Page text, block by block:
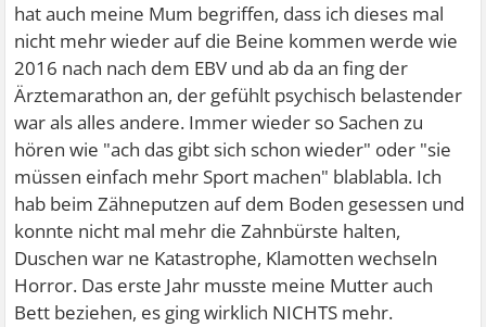
hat auch meine Mum begriffen, dass ich dieses mal
nicht mehr wieder auf die Beine kommen werde wie
2016 nach nach dem EBV und ab da an fing der
Ärztemarathon an, der gefühlt psychisch belastender
war als alles andere. Immer wieder so Sachen zu
hören wie "ach das gibt sich schon wieder" oder "sie
müssen einfach mehr Sport machen" blablabla. Ich
hab beim Zähneputzen auf dem Boden gesessen und
konnte nicht mal mehr die Zahnbürste halten,
Duschen war ne Katastrophe, Klamotten wechseln
Horror. Das erste Jahr musste meine Mutter auch
Bett beziehen, es ging wirklich NICHTS mehr.